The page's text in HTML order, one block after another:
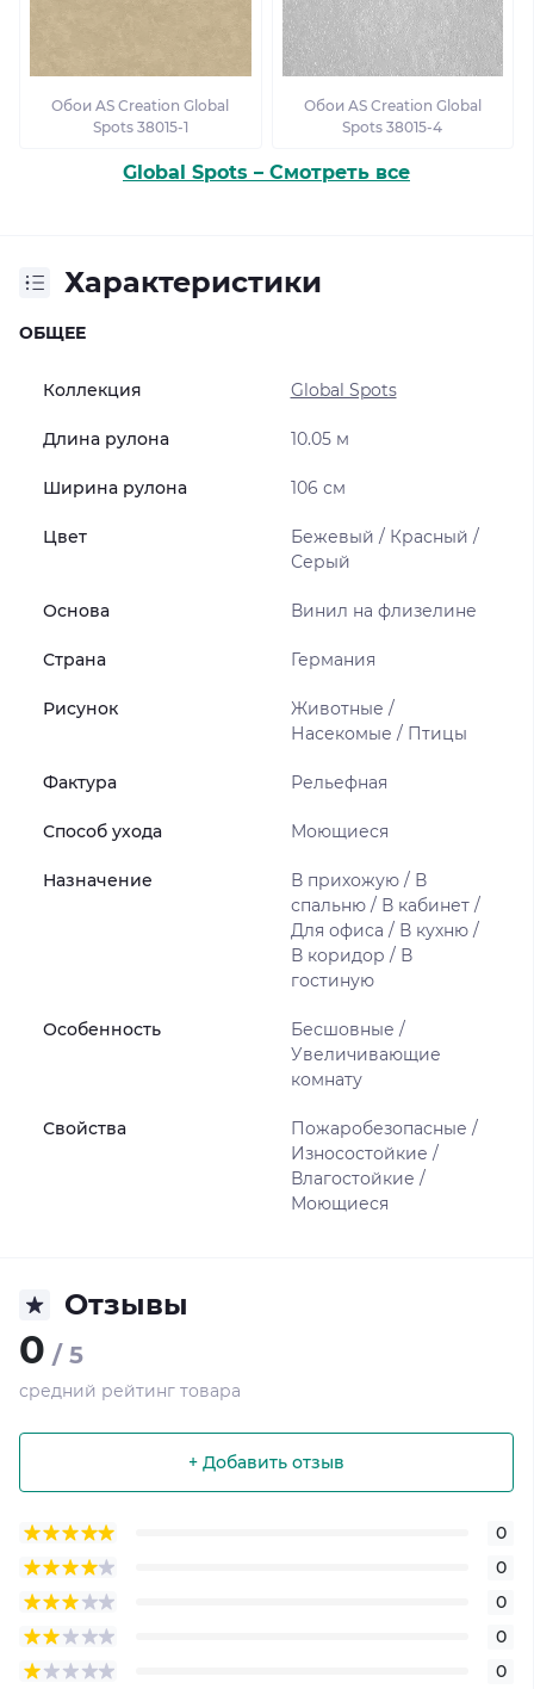
Обои AS Creation Global
Spots 38015-1
Обои AS Creation Global
Spots 38015-4
Global Spots – Смотреть все
Характеристики
ОБЩЕЕ
Коллекция Global Spots
Длина рулона 10.05 м
Ширина рулона 106 см
Цвет
Бежевый / Красный /
Серый
Основа Винил на флизелине
Страна Германия
Рисунок
Животные /
Насекомые / Птицы
Фактура Рельефная
Способ ухода Моющиеся
Назначение
В прихожую / В
спальню / В кабинет /
Для офиса / В кухню /
В коридор / В
гостиную
Особенность
Бесшовные /
Увеличивающие
комнату
Свойства
Пожаробезопасные /
Износостойкие /
Влагостойкие /
Моющиеся
Отзывы
0 / 5
средний рейтинг товара
+ Добавить отзыв
0
0
0
0
0